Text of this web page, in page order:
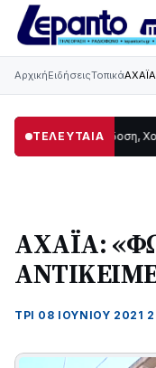
ΑρχικήΕιδήσειςΤοπικά
ΤΕΛΕΥΤΑΙΑ
Παράδοση, Χορός &
ΑΧΑΪΑ:
ΤΡΊ 08 ΙΟΥΝΊΟΥ 2021